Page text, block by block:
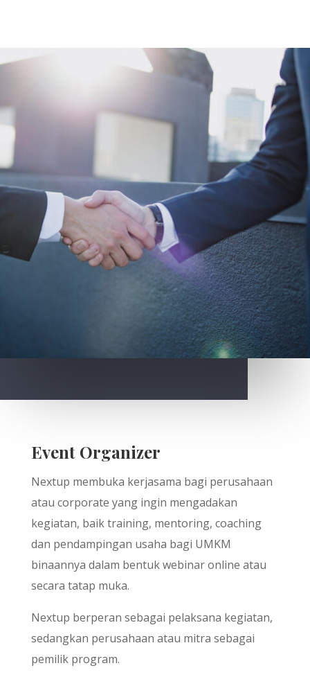
Event Organizer
Nextup membuka kerjasama bagi perusahaan
atau corporate yang ingin mengadakan
kegiatan, baik training, mentoring, coaching
dan pendampingan usaha bagi UMKM
binaannya dalam bentuk webinar online atau
secara tatap muka.
Nextup berperan sebagai pelaksana kegiatan,
sedangkan perusahaan atau mitra sebagai
pemilik program.